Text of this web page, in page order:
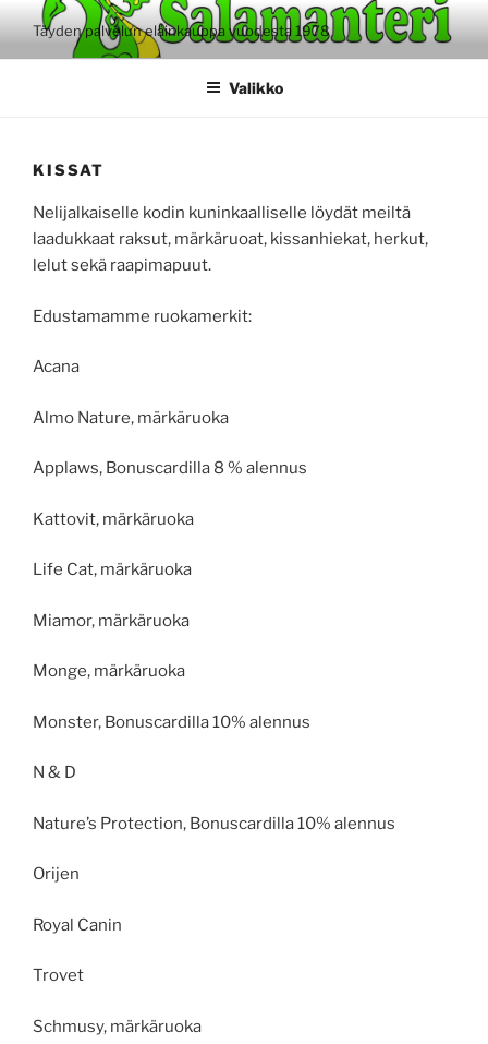
sisältöönTäyden palvelun eläinkauppa vuodesta 1978
Valikko
KISSAT
Nelijalkaiselle kodin kuninkaalliselle löydät meiltä
laadukkaat raksut, märkäruoat, kissanhiekat, herkut,
lelut sekä raapimapuut.
Edustamamme ruokamerkit:
Acana
Almo Nature, märkäruoka
Applaws, Bonuscardilla 8 % alennus
Kattovit, märkäruoka
Life Cat, märkäruoka
Miamor, märkäruoka
Monge, märkäruoka
Monster, Bonuscardilla 10% alennus
N & D
Nature’s Protection, Bonuscardilla 10% alennus
Orijen
Royal Canin
Trovet
Schmusy, märkäruoka